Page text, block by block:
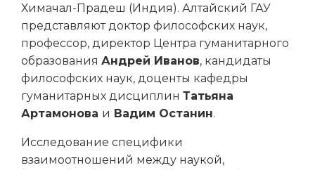
Химачал-Прадеш (Индия). Алтайский ГАУ
представляют доктор философских наук,
профессор, директор Центра гуманитарного
образования Андрей Иванов, кандидаты
философских наук, доценты кафедры
гуманитарных дисциплин Татьяна
Артамонова и Вадим Останин.
Исследование специфики
взаимоотношений между наукой,